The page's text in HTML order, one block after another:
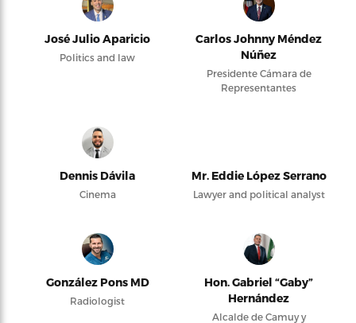
José Julio Aparicio
Politics and law
Carlos Johnny Méndez
Núñez
Presidente Cámara de
Representantes
Dennis Dávila
Cinema
Mr. Eddie López Serrano
Lawyer and political analyst
González Pons MD
Radiologist
Hon. Gabriel “Gaby”
Hernández
Alcalde de Camuy y